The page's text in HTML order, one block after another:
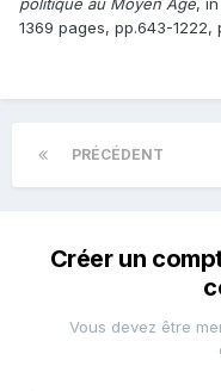
politique au Moyen Age, in
1369 pages, pp.643-1222,
PRÉCÉDENT
Créer un
Vous devez être